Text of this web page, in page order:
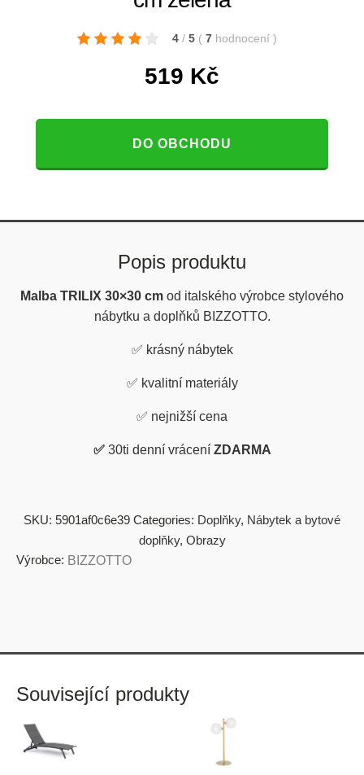
4 / 5 ( 7 hodnocení )
519 Kč
DO OBCHODU
Popis produktu
Malba TRILIX 30×30 cm od italského výrobce stylového
nábytku a doplňků BIZZOTTO.
✅ krásný nábytek
✅ kvalitní materiály
✅ nejnižší cena
✅ 30ti denní vrácení ZDARMA
SKU: 5901af0c6e39 Categories: Doplňky, Nábytek a bytové
doplňky, Obrazy
Výrobce: BIZZOTTO
Související produkty